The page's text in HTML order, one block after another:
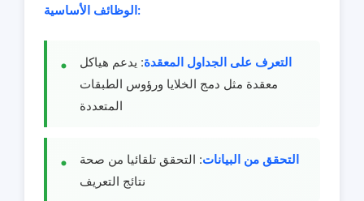
الوظائف الأساسية:
التعرف على الجداول المعقدة: يدعم هياكل
معقدة مثل دمج الخلايا ورؤوس الطبقات
المتعددة
التحقق من البيانات: التحقق تلقائيا من صحة
نتائج التعريف